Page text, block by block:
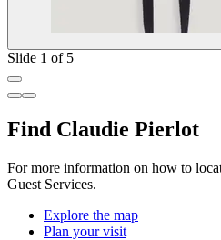
Slide 1 of 5
Find Claudie Pierlot
For more information on how to
Guest Services.
Explore the map
Plan your visit